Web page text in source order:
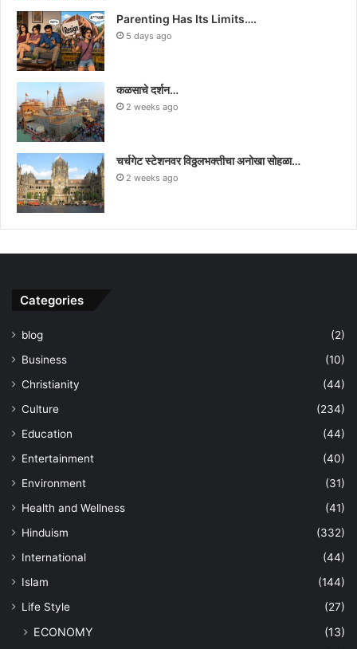
Parenting Has Its Limits….
5 days ago
कळसाचे दर्शन…
2 weeks ago
चर्चगेट स्टेशनवर विठ्ठलभक्तीचा अनोखा सोहळा…
2 weeks ago
Categories
blog
(2)
Business
(10)
Christianity
(44)
Culture
(234)
Education
(44)
Entertainment
(40)
Environment
(31)
Health and Wellness
(41)
Hinduism
(332)
International
(44)
Islam
(144)
Life Style
(27)
ECONOMY (13)